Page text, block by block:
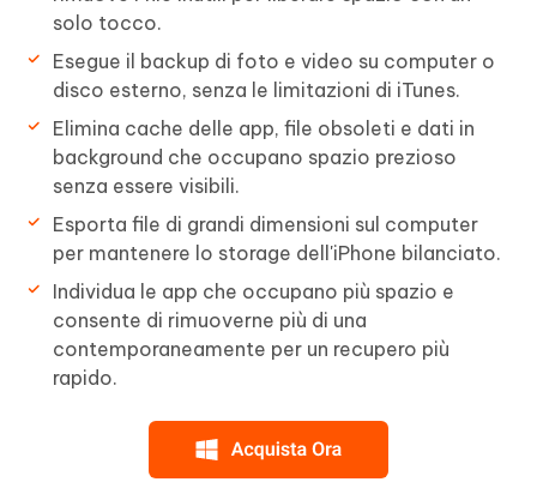
solo tocco.
Esegue il backup di foto e video su computer o
disco esterno, senza le limitazioni di iTunes.
Elimina cache delle app, file obsoleti e dati in
background che occupano spazio prezioso
senza essere visibili.
Esporta file di grandi dimensioni sul computer
per mantenere lo storage dell'iPhone bilanciato.
Individua le app che occupano più spazio e
consente di rimuoverne più di una
contemporaneamente per un recupero più
rapido.